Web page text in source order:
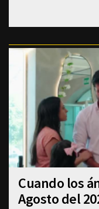
Cuando los
Agosto del